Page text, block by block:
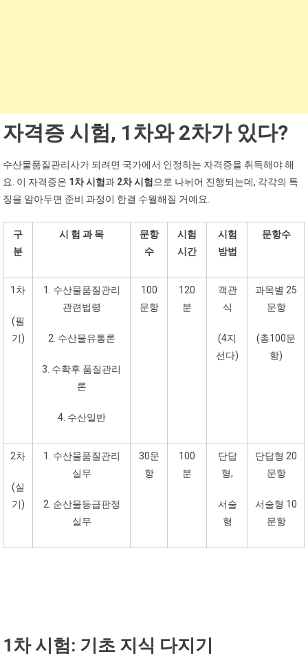
자격증 시험, 1차와 2차가 있다?
수산물품질관리사가 되려면 국가에서 인정하는 자격증을 취득해야 해
요. 이 자격증은 1차 시험과 2차 시험으로 나뉘어 진행되는데, 각각의 특
징을 알아두면 준비 과정이 한결 수월해질 거예요.
구
분
시 험 과 목
문항
수
시험
시간
시험
방법
문항수
1차
(필
기)
1. 수산물품질관리
관련법령
2. 수산물유통론
3. 수확후 품질관리
론
4. 수산일반
100
문항
120
분
객관
식
(4지
선다)
과목별 25
문항
(총100문
항)
2차
(실
기)
1. 수산물품질관리
실무
2. 순산물등급판정
실무
30문
항
100
분
단답
형,
서술
형
단답형 20
문항
서술형 10
문항
1차 시험: 기초 지식 다지기